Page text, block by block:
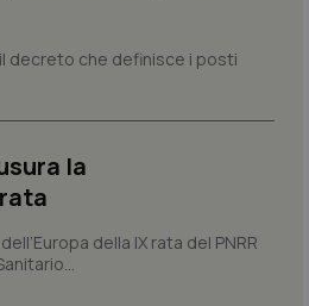
decreto che definisce i posti
la
della IX rata del PNRR
senza questi cookie.
Questo cookie viene utilizzato per memorizzare le
scelte di consenso e privacy dell'utente per la loro
visitatore riguardo a varie politiche e
sulla privacy, garantendo che le loro
siano onorate nelle sessioni future.